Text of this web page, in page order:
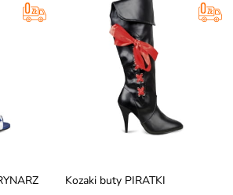
Kozaki buty PIRATKI